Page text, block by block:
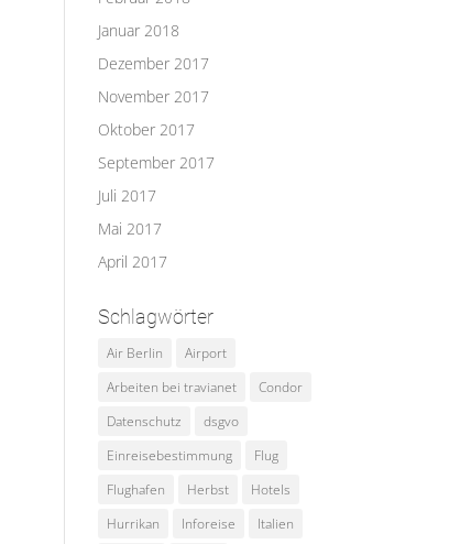
Januar 2018
Dezember 2017
November 2017
Oktober 2017
September 2017
Juli 2017
Mai 2017
April 2017
Schlagwörter
Air Berlin
Airport
Arbeiten bei travianet
Condor
Datenschutz
dsgvo
Einreisebestimmung
Flug
Flughafen
Herbst
Hotels
Hurrikan
Inforeise
Italien